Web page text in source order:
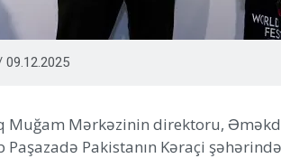
09.12.2025
Muğam Mərkəzinin direktoru,
Paşazadə Pakistanın Kəraçi